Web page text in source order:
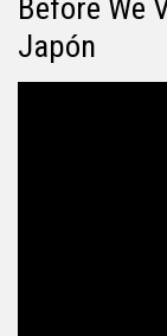
Before We
Japón